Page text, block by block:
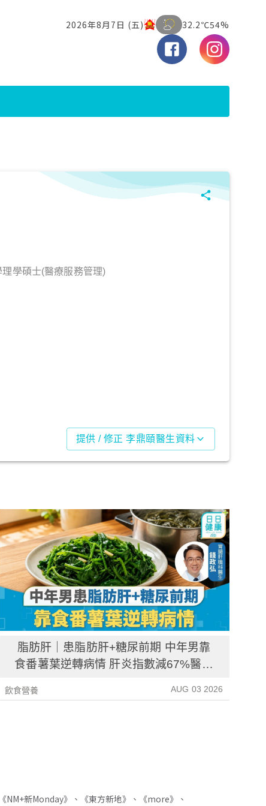
學碩士(醫療服務管理)
提供 / 修正 李鼎頤醫生資料
脂肪肝｜患脂肪肝+糖尿前期 中年男靠
食番薯葉逆轉病情 肝炎指數減67%醫生
飲食營養 AUG 03 2026